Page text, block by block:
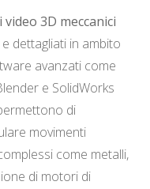
3D meccanici
dettagliati in ambito
avanzati come
e SolidWorks
di
movimenti
come metalli,
di motori di